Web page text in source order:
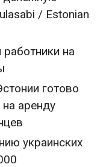
/ Estonian
на
готово
аренду
украинских